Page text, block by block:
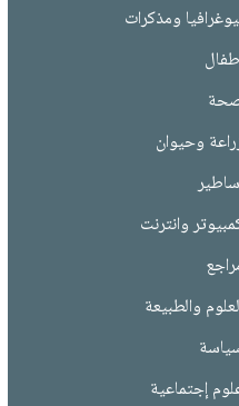
ومذكرات
وحيوان
وانترنت
والطبيعة
إجتماعية